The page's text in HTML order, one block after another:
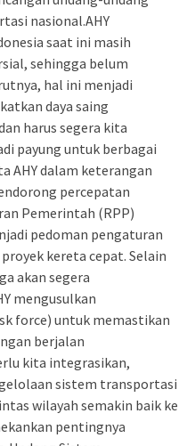
nasional.AHY
saat ini masih
sehingga belum
hal ini menjadi
daya saing
harus segera kita
payung untuk berbagai
AHY dalam keterangan
percepatan
Pemerintah (RPP)
pedoman pengaturan
kereta cepat. Selain
akan segera
mengusulkan
force) untuk memastikan
berjalan
kita integrasikan,
sistem transportasi
wilayah semakin baik ke
pentingnya